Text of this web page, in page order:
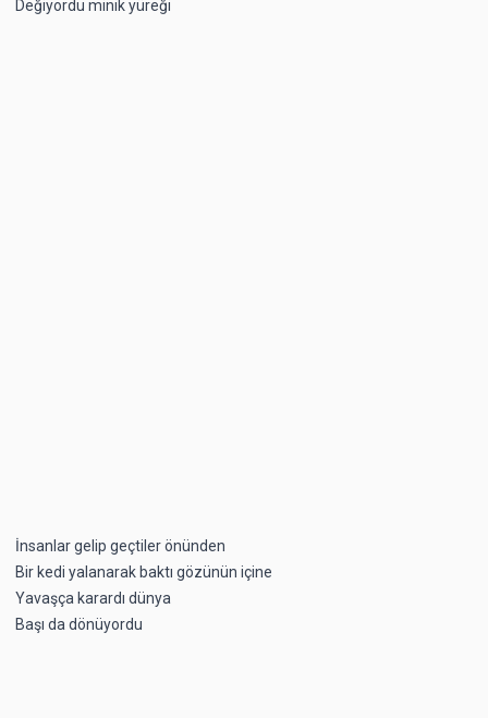
Değiyordu minik yüreği
İnsanlar gelip geçtiler önünden
Bir kedi yalanarak baktı gözünün içine
Yavaşça karardı dünya
Başı da dönüyordu